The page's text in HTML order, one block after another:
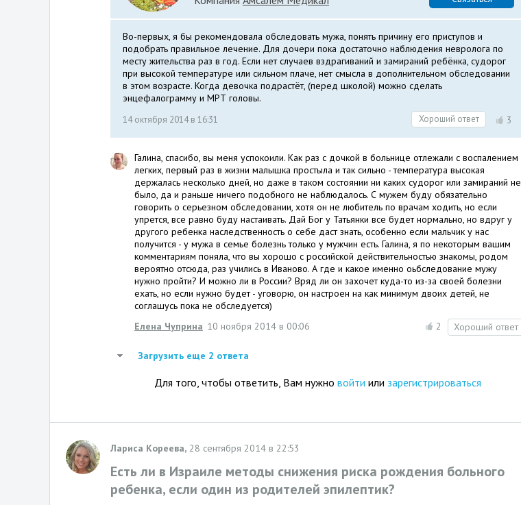
Во-первых, я бы рекомендовала обследовать мужа, понять причину его приступов и
подобрать правильное лечение. Для дочери пока достаточно наблюдения невролога по
месту жительства раз в год. Если нет случаев вздрагиваний и замираний ребёнка, судорог
при высокой температуре или сильном плаче, нет смысла в дополнительном обследовании
в этом возрасте. Когда девочка подрастёт, (перед школой) можно сделать
энцефалограмму и МРТ головы.
14 октября 2014 в 16:31 Хороший ответ 3
Галина, спасибо, вы меня успокоили. Как раз с дочкой в больнице отлежали с воспалением
легких, первый раз в жизни малышка простыла и так сильно - температура высокая
держалась несколько дней, но даже в таком состоянии ни каких судорог или замираний не
было, да и раньше ничего подобного не наблюдалось. С мужем буду обязательно
говорить о серьезном обследовании, хотя он не любитель по врачам ходить, но если
упрется, все равно буду настаивать. Дай Бог у Татьянки все будет нормально, но вдруг у
другого ребенка наследственность о себе даст знать, особенно если мальчик у нас
получится - у мужа в семье болезнь только у мужчин есть. Галина, я по некоторым вашим
комментариям поняла, что вы хорошо с российской действительностью знакомы, родом
вероятно отсюда, раз учились в Иваново. А где и какое именно оьбследование мужу
нужно пройти? И можно ли в России? Вряд ли он захочет куда-то из-за своей болезни
ехать, но если нужно будет - уговорю, он настроен на как минимум двоих детей, не
соглашусь пока не обследуется)
2
Хороший ответ
Елена Чуприна 10 ноября 2014 в 00:06
Загрузить еще 2 ответа
Для того, чтобы ответить, Вам нужно войти или зарегистрироваться
Лариса Кореева, 28 сентября 2014 в 22:53
Есть ли в Израиле методы снижения риска рождения больного
ребенка, если один из родителей эпилептик?